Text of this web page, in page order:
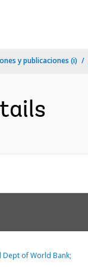
y publicaciones (i)
Dept of World Bank;